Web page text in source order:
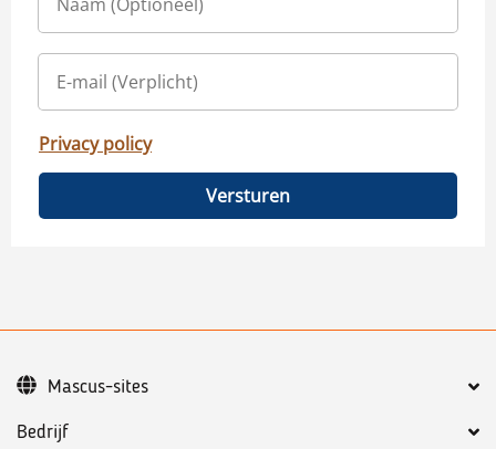
Privacy policy
Versturen
Bedrijf
Mascus-sites